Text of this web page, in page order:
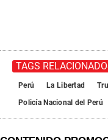
TAGS
Perú La Libertad
Policía Nacional del Perú